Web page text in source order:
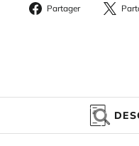
Partager
Partager
sur